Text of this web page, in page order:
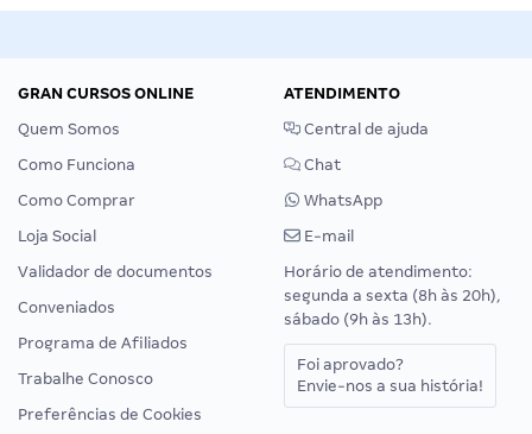
GRAN CURSOS ONLINE
Quem Somos
Como Funciona
Como Comprar
Loja Social
Validador de documentos
Conveniados
Programa de Afiliados
Trabalhe Conosco
Preferências de Cookies
ATENDIMENTO
Central de ajuda
Chat
WhatsApp
E-mail
Horário de atendimento:
segunda a sexta (8h às 20h),
sábado (9h às 13h).
Foi aprovado?
Envie-nos a sua história!